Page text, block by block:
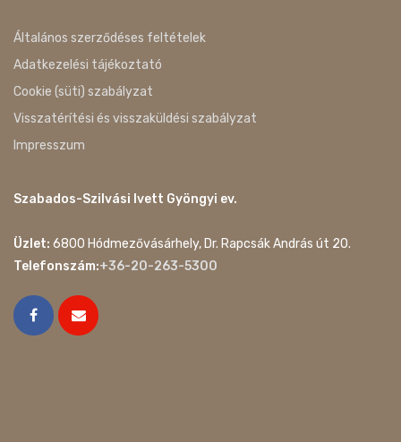
Általános szerződéses feltételek
Adatkezelési tájékoztató
Cookie (süti) szabályzat
Visszatérítési és visszaküldési szabályzat
Impresszum
Szabados-Szilvási Ivett Gyöngyi ev.
Üzlet: 6800 Hódmezővásárhely, Dr. Rapcsák András út 20.
Telefonszám:+36-20-263-5300